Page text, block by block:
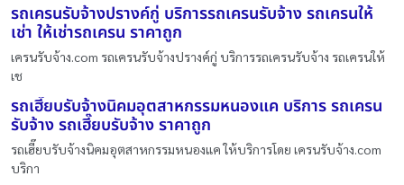
รถเครนรับจ้างปรางค์กู่ บริการรถเครนรับจ้าง รถเครนให้
เช่า ให้เช่ารถเครน ราคาถูก
เครนรับจ้าง.com รถเครนรับจ้างปรางค์กู่ บริการรถเครนรับจ้าง รถเครนให้
เช
รถเฮี๊ยบรับจ้างนิคมอุตสาหกรรมหนองแค บริการ รถเครน
รับจ้าง รถเฮี๊ยบรับจ้าง ราคาถูก
รถเฮี๊ยบรับจ้างนิคมอุตสาหกรรมหนองแค ให้บริการโดย เครนรับจ้าง.com
บริกา